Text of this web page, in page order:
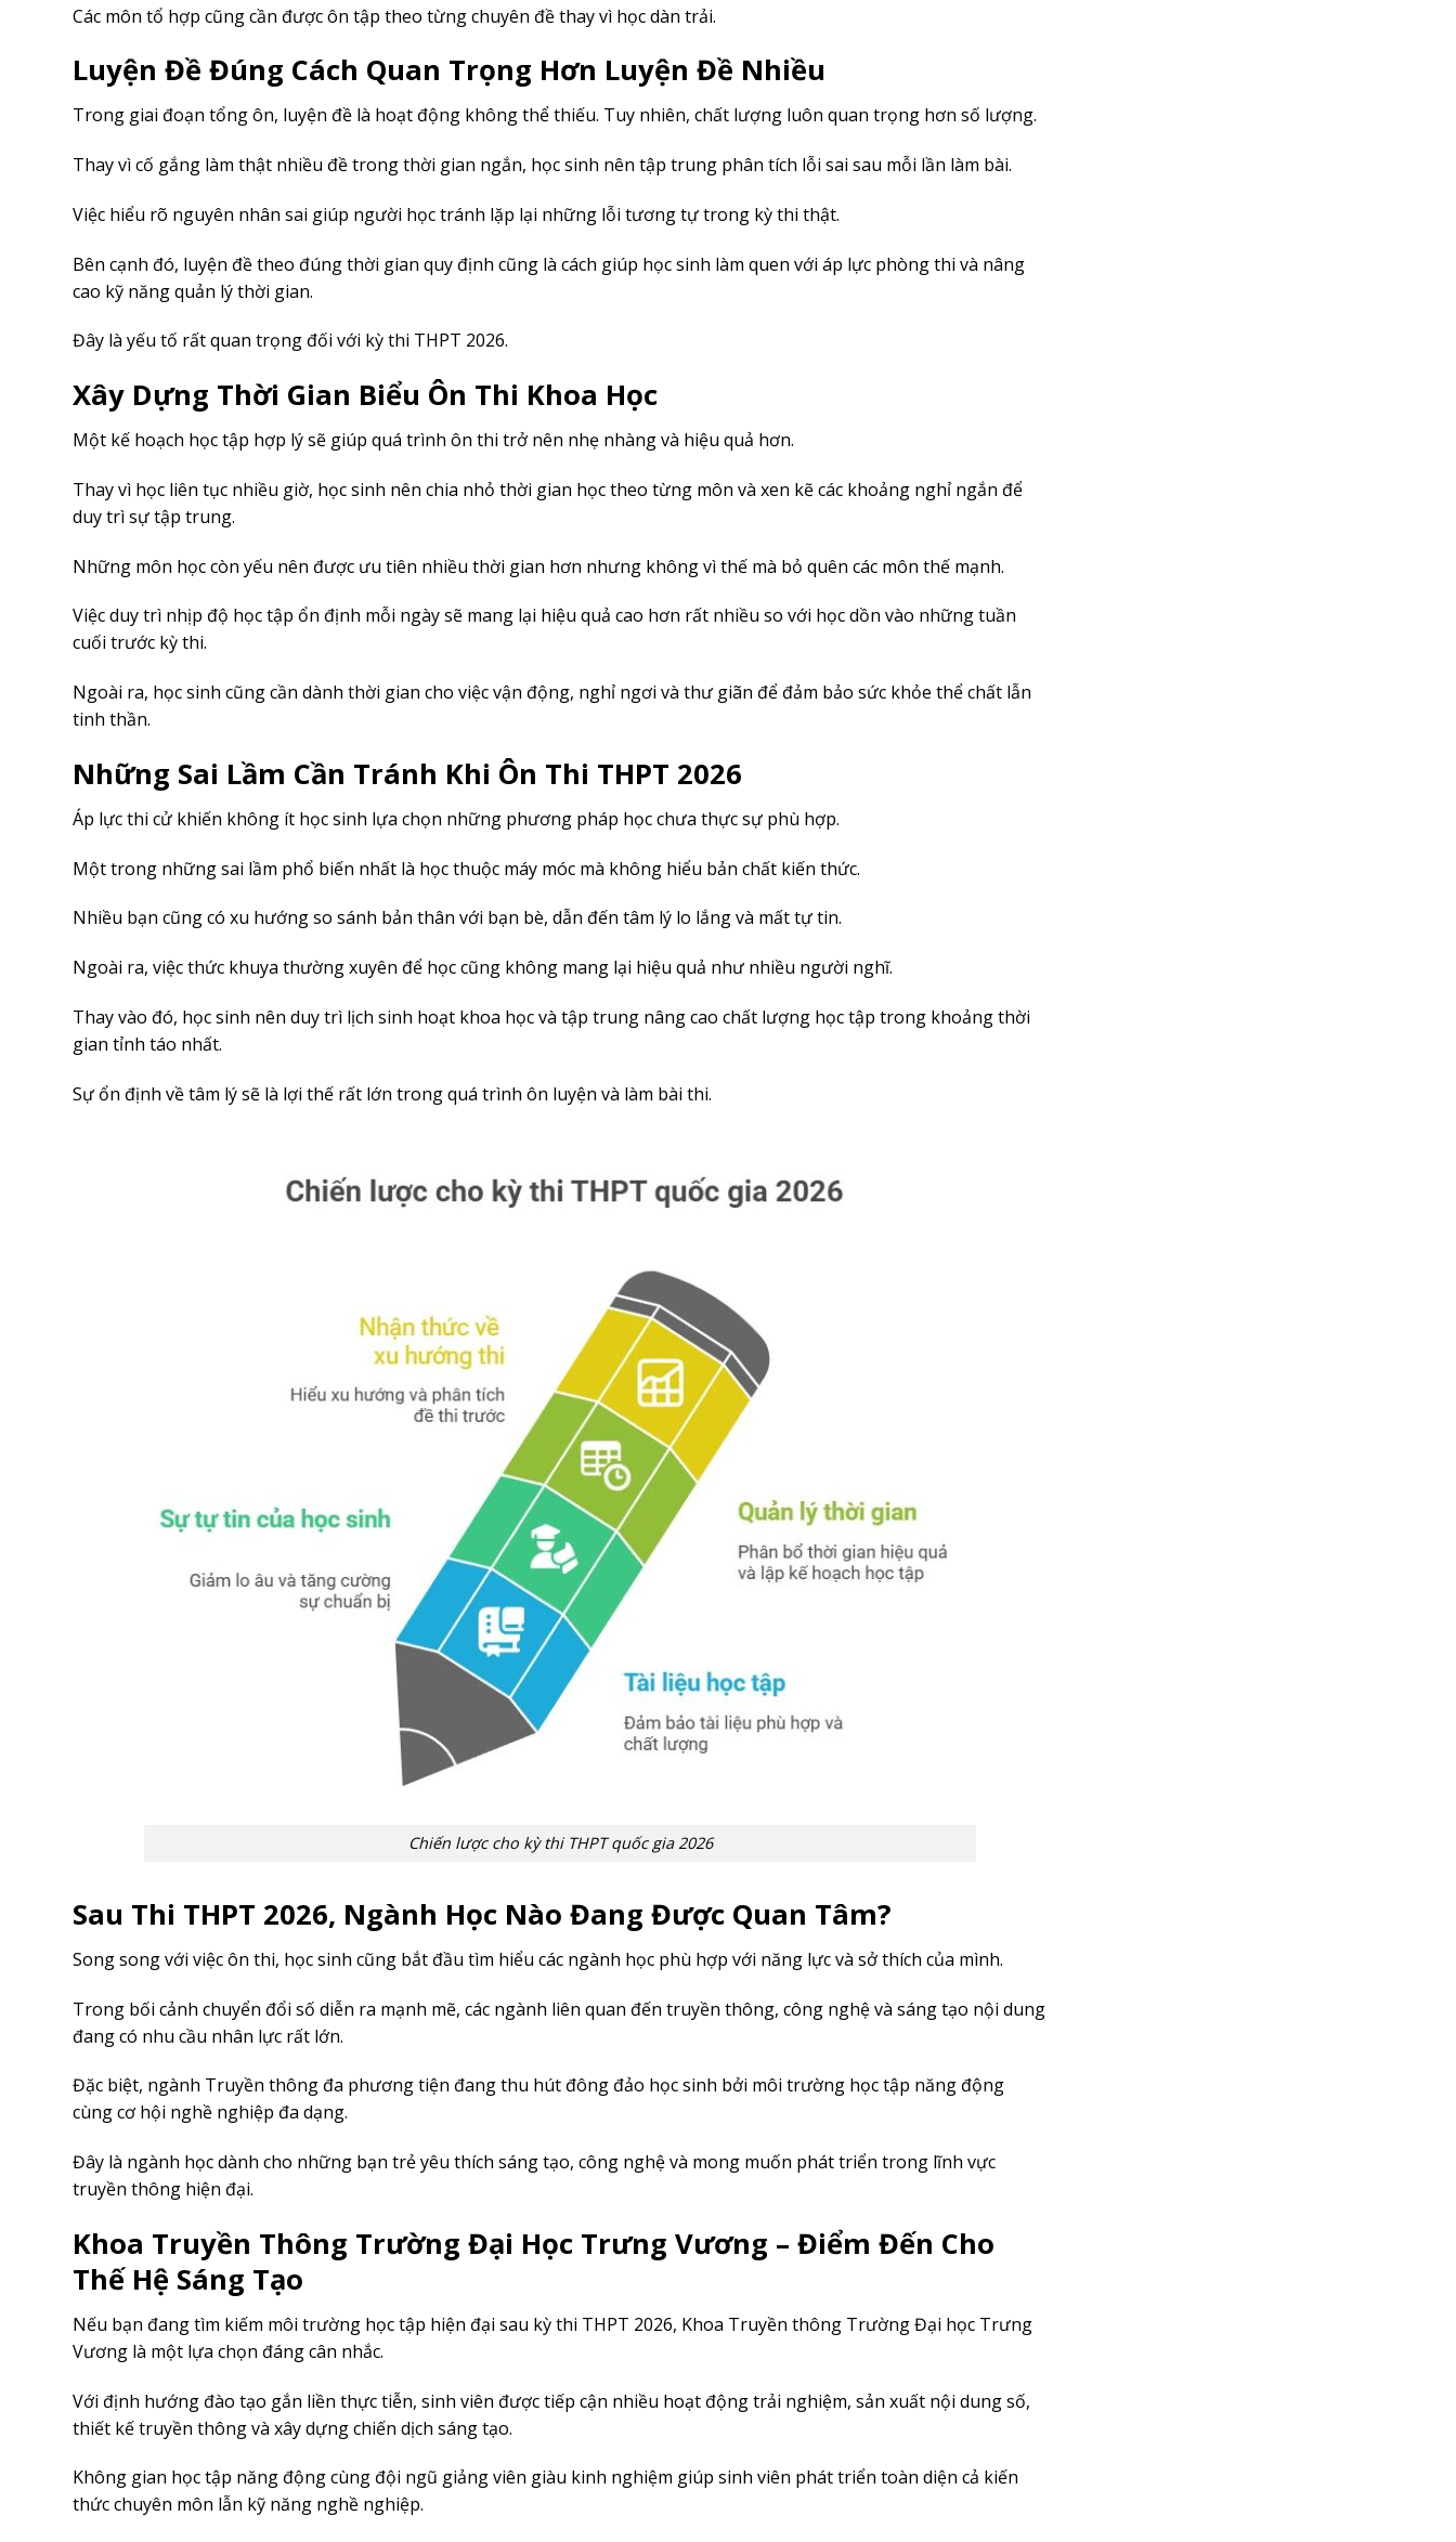
Các môn tổ hợp cũng cần được ôn tập theo từng chuyên đề thay vì học dàn trải.
Luyện Đề Đúng Cách Quan Trọng Hơn Luyện Đề Nhiều
Trong giai đoạn tổng ôn, luyện đề là hoạt động không thể thiếu. Tuy nhiên, chất lượng luôn quan trọng hơn số lượng.
Thay vì cố gắng làm thật nhiều đề trong thời gian ngắn, học sinh nên tập trung phân tích lỗi sai sau mỗi lần làm bài.
Việc hiểu rõ nguyên nhân sai giúp người học tránh lặp lại những lỗi tương tự trong kỳ thi thật.
Bên cạnh đó, luyện đề theo đúng thời gian quy định cũng là cách giúp học sinh làm quen với áp lực phòng thi và nâng
cao kỹ năng quản lý thời gian.
Đây là yếu tố rất quan trọng đối với kỳ thi THPT 2026.
Xây Dựng Thời Gian Biểu Ôn Thi Khoa Học
Một kế hoạch học tập hợp lý sẽ giúp quá trình ôn thi trở nên nhẹ nhàng và hiệu quả hơn.
Thay vì học liên tục nhiều giờ, học sinh nên chia nhỏ thời gian học theo từng môn và xen kẽ các khoảng nghỉ ngắn để
duy trì sự tập trung.
Những môn học còn yếu nên được ưu tiên nhiều thời gian hơn nhưng không vì thế mà bỏ quên các môn thế mạnh.
Việc duy trì nhịp độ học tập ổn định mỗi ngày sẽ mang lại hiệu quả cao hơn rất nhiều so với học dồn vào những tuần
cuối trước kỳ thi.
Ngoài ra, học sinh cũng cần dành thời gian cho việc vận động, nghỉ ngơi và thư giãn để đảm bảo sức khỏe thể chất lẫn
tinh thần.
Những Sai Lầm Cần Tránh Khi Ôn Thi THPT 2026
Áp lực thi cử khiến không ít học sinh lựa chọn những phương pháp học chưa thực sự phù hợp.
Một trong những sai lầm phổ biến nhất là học thuộc máy móc mà không hiểu bản chất kiến thức.
Nhiều bạn cũng có xu hướng so sánh bản thân với bạn bè, dẫn đến tâm lý lo lắng và mất tự tin.
Ngoài ra, việc thức khuya thường xuyên để học cũng không mang lại hiệu quả như nhiều người nghĩ.
Thay vào đó, học sinh nên duy trì lịch sinh hoạt khoa học và tập trung nâng cao chất lượng học tập trong khoảng thời
gian tỉnh táo nhất.
Sự ổn định về tâm lý sẽ là lợi thế rất lớn trong quá trình ôn luyện và làm bài thi.
Chiến lược cho kỳ thi THPT quốc gia 2026
Sau Thi THPT 2026, Ngành Học Nào Đang Được Quan Tâm?
Song song với việc ôn thi, học sinh cũng bắt đầu tìm hiểu các ngành học phù hợp với năng lực và sở thích của mình.
Trong bối cảnh chuyển đổi số diễn ra mạnh mẽ, các ngành liên quan đến truyền thông, công nghệ và sáng tạo nội dung
đang có nhu cầu nhân lực rất lớn.
Đặc biệt, ngành Truyền thông đa phương tiện đang thu hút đông đảo học sinh bởi môi trường học tập năng động
cùng cơ hội nghề nghiệp đa dạng.
Đây là ngành học dành cho những bạn trẻ yêu thích sáng tạo, công nghệ và mong muốn phát triển trong lĩnh vực
truyền thông hiện đại.
Khoa Truyền Thông Trường Đại Học Trưng Vương – Điểm Đến Cho
Thế Hệ Sáng Tạo
Nếu bạn đang tìm kiếm môi trường học tập hiện đại sau kỳ thi THPT 2026, Khoa Truyền thông Trường Đại học Trưng
Vương là một lựa chọn đáng cân nhắc.
Với định hướng đào tạo gắn liền thực tiễn, sinh viên được tiếp cận nhiều hoạt động trải nghiệm, sản xuất nội dung số,
thiết kế truyền thông và xây dựng chiến dịch sáng tạo.
Không gian học tập năng động cùng đội ngũ giảng viên giàu kinh nghiệm giúp sinh viên phát triển toàn diện cả kiến
thức chuyên môn lẫn kỹ năng nghề nghiệp.